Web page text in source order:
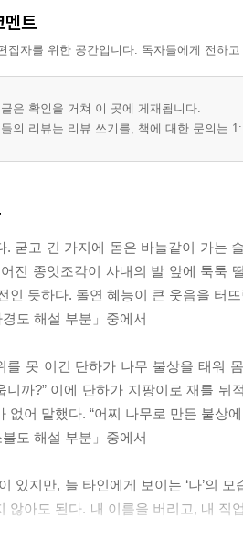
멘트
집자를 위한 공간입니다. 독자들에게 전하
은 확인을 거쳐 이 곳에 게재됩니다.
의 리뷰는 리뷰 쓰기를, 책에 대한 문의는
. 굳고 긴 가지에 돋은 바늘같이 가는
진 종잇조각이 사내의 발 앞에 툭툭
인 듯하다. 돌연 혜능이 큰 웃음을 터
도 해설 부분」중에서
를 못 이긴 단하가 나무 불상을 태워
니까?” 이에 단하가 지팡이로 재를 뒤
없어 말했다. “어찌 나무로 만든 불상
도 해설 부분」중에서
이 있지만, 늘 타인에게 보이는 ‘나’의
않아도 된다. 내 이름을 버리고, 내 직